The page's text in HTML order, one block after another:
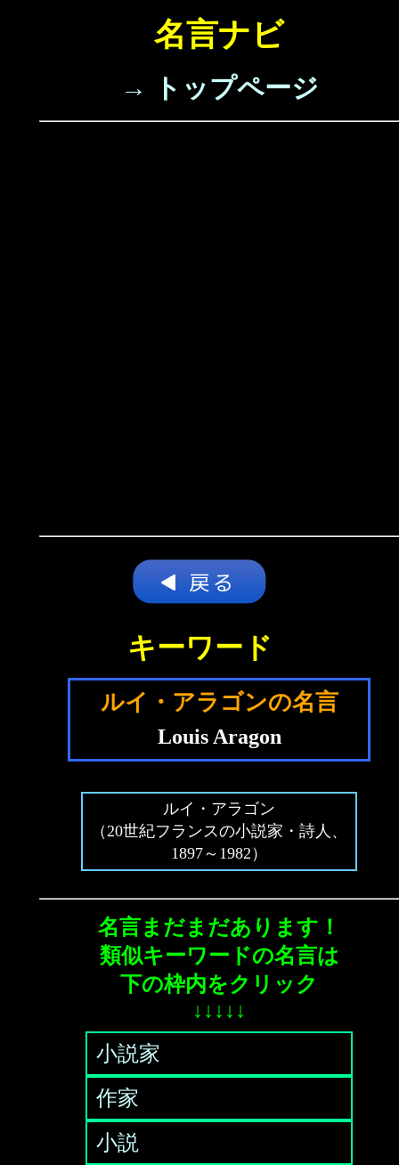
名言ナビ
→ トップページ
キーワード
ルイ・アラゴンの名言
Louis Aragon
ルイ・アラゴン
（20世紀フランスの小説家・詩人、
1897～1982）
名言まだまだあります！
類似キーワードの名言は
下の枠内をクリック
↓↓↓↓↓
小説家
作家
小説